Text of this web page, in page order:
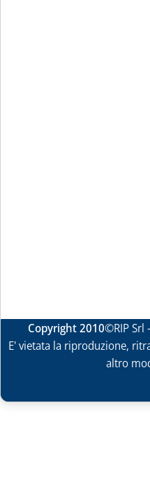
Copyright 2010©RIP Srl -
E' vietata la riproduzione,
altro